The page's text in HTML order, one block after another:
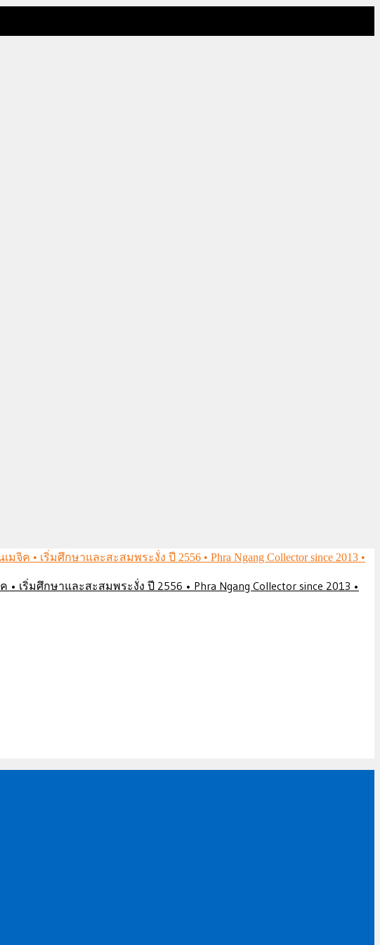
เริ่มศึกษาและสะสมพระงั่ง ปี 2556 • Phra Ngang Collector since 2013 •